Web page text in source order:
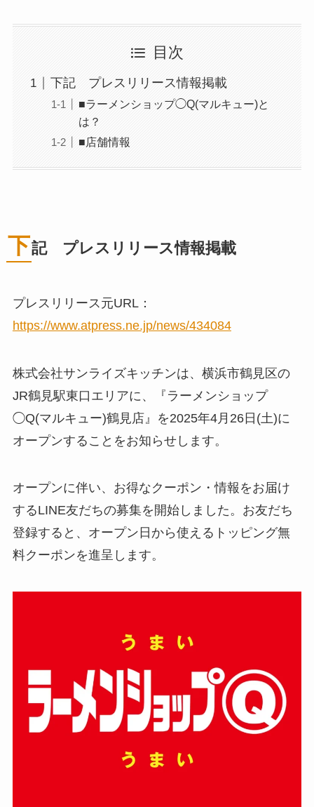
目次
下記 プレスリリース情報掲載
■ラーメンショップ◯Q(マルキュー)と
は？
■店舗情報
下記 プレスリリース情報掲載
プレスリリース元URL：
https://www.atpress.ne.jp/news/434084
株式会社サンライズキッチンは、横浜市鶴見区の
JR鶴見駅東口エリアに、『ラーメンショップ
◯Q(マルキュー)鶴見店』を2025年4月26日(土)に
オープンすることをお知らせします。
オープンに伴い、お得なクーポン・情報をお届け
するLINE友だちの募集を開始しました。お友だち
登録すると、オープン日から使えるトッピング無
料クーポンを進呈します。